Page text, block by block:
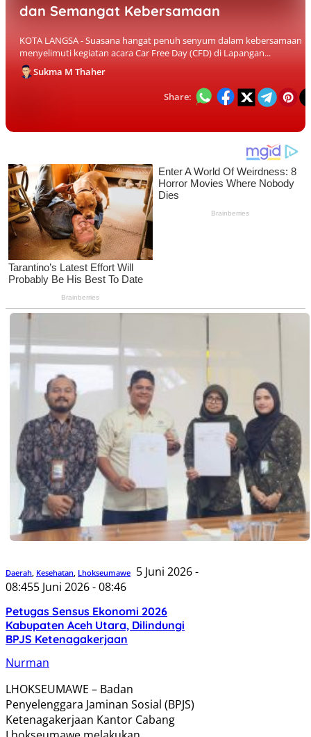
dan Semangat Kebersamaan
KOTA LANGSA - Suasana hangat penuh senyum dalam kebersamaan
menyelimuti kegiatan acara Car Free Day (CFD) di Lapangan...
Sukma M Thaher
Share:
Daerah, Kesehatan, Lhokseumawe 5 Juni 2026 -
08:455 Juni 2026 - 08:46
Petugas Sensus Ekonomi 2026
Kabupaten Aceh Utara, Dilindungi
BPJS Ketenagakerjaan
Nurman
LHOKSEUMAWE – Badan
Penyelenggara Jaminan Sosial (BPJS)
Ketenagakerjaan Kantor Cabang